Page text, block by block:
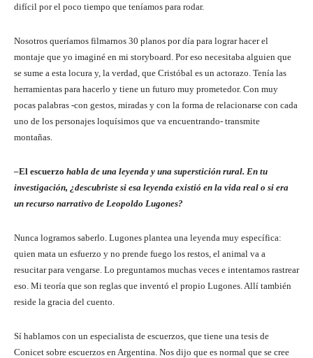
difícil por el poco tiempo que teníamos para rodar.
Nosotros queríamos filmarnos 30 planos por día para lograr hacer el
montaje que yo imaginé en mi storyboard. Por eso necesitaba alguien que
se sume a esta locura y, la verdad, que Cristóbal es un actorazo. Tenía las
herramientas para hacerlo y tiene un futuro muy prometedor. Con muy
pocas palabras -con gestos, miradas y con la forma de relacionarse con cada
uno de los personajes loquísimos que va encuentrando- transmite
montañas.
–El escuerzo habla de una leyenda y una superstición rural. En tu
investigación, ¿descubriste si esa leyenda existió en la vida real o si era
un recurso narrativo de Leopoldo Lugones?
Nunca logramos saberlo. Lugones plantea una leyenda muy específica:
quien mata un esfuerzo y no prende fuego los restos, el animal va a
resucitar para vengarse. Lo preguntamos muchas veces e intentamos rastrear
eso. Mi teoría que son reglas que inventó el propio Lugones. Allí también
reside la gracia del cuento.
Sí hablamos con un especialista de escuerzos, que tiene una tesis de
Conicet sobre escuerzos en Argentina. Nos dijo que es normal que se cree